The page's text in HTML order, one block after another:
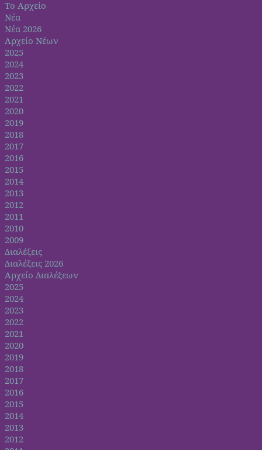
Το Αρχείο
Νέα
Νέα 2026
Αρχείο Νέων
2025
2024
2023
2022
2021
2020
2019
2018
2017
2016
2015
2014
2013
2012
2011
2010
2009
Διαλέξεις
Διαλέξεις 2026
Αρχείο Διαλέξεων
2025
2024
2023
2022
2021
2020
2019
2018
2017
2016
2015
2014
2013
2012